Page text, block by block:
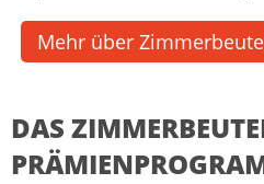
Mehr über
DAS